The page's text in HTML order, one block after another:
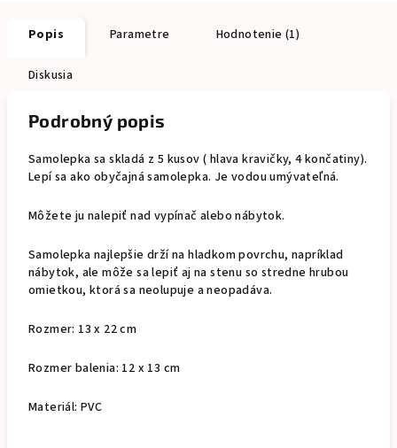
Popis Parametre Hodnotenie (1)
Diskusia
Podrobný popis
Samolepka sa skladá z 5 kusov ( hlava kravičky, 4 končatiny).
Lepí sa ako obyčajná samolepka. Je vodou umývateľná.
Môžete ju nalepiť nad vypínač alebo nábytok.
Samolepka najlepšie drží na hladkom povrchu, napríklad
nábytok, ale môže sa lepiť aj na stenu so stredne hrubou
omietkou, ktorá sa neolupuje a neopadáva.
Rozmer: 13 x 22 cm
Rozmer balenia: 12 x 13 cm
Materiál: PVC